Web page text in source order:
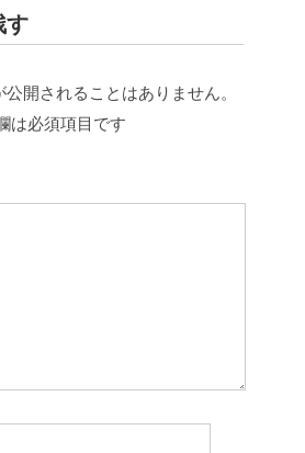
す
開されることはありません。
は必須項目です